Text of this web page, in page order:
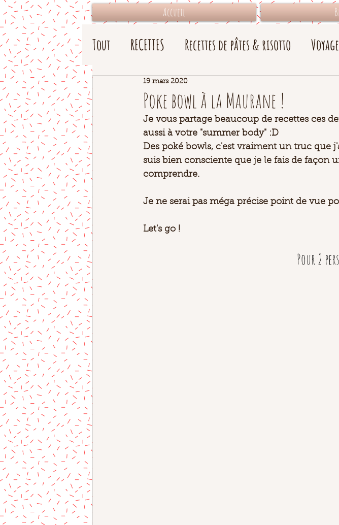
Accueil
Tout RECETTES Recettes de pâtes & risotto
Poke bowl à la Maurane !
19 mars 2020
Je vous partage beaucoup de recettes ces
aussi à votre "summer body" :D
Des poké bowls, c'est vraiment un truc que
suis bien consciente que je le fais de façon
comprendre.
Je ne serai pas méga précise point de vue
Let's go !
Pour 2